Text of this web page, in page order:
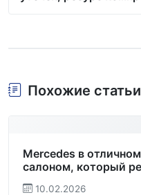
Похожие статьи
Mercedes в
салоном, который
10.02.2026